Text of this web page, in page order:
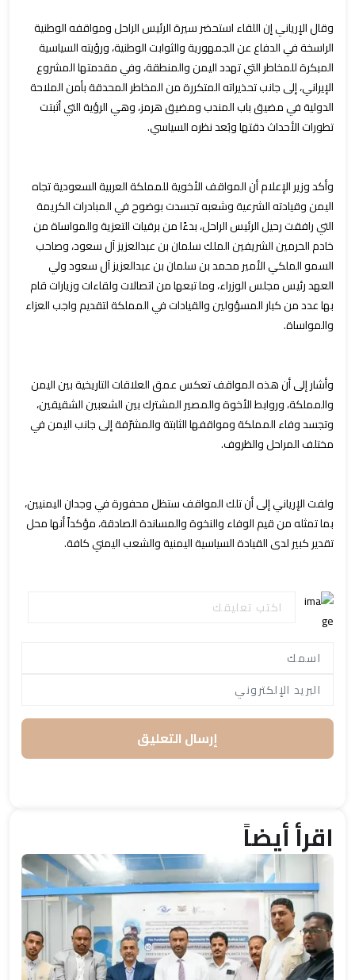
وقال الإرياني إن اللقاء استحضر سيرة الرئيس الراحل ومواقفه الوطنية
الراسخة في الدفاع عن الجمهورية والثوابت الوطنية، ورؤيته السياسية
المبكرة للمخاطر التي تهدد اليمن والمنطقة، وفي مقدمتها المشروع
الإيراني، إلى جانب تحذيراته المتكررة من المخاطر المحدقة بأمن الملاحة
الدولية في مضيق باب المندب ومضيق هرمز، وهي الرؤية التي أثبتت
تطورات الأحداث دقتها وبُعد نظره السياسي.
وأكد وزير الإعلام أن المواقف الأخوية للمملكة العربية السعودية تجاه
اليمن وقيادته الشرعية وشعبه تجسدت بوضوح في المبادرات الكريمة
التي رافقت رحيل الرئيس الراحل، بدءًا من برقيات التعزية والمواساة من
خادم الحرمين الشريفين الملك سلمان بن عبدالعزيز آل سعود، وصاحب
السمو الملكي الأمير محمد بن سلمان بن عبدالعزيز آل سعود ولي
العهد رئيس مجلس الوزراء، وما تبعها من اتصالات ولقاءات وزيارات قام
بها عدد من كبار المسؤولين والقيادات في المملكة لتقديم واجب العزاء
والمواساة.
وأشار إلى أن هذه المواقف تعكس عمق العلاقات التاريخية بين اليمن
والمملكة، وروابط الأخوة والمصير المشترك بين الشعبين الشقيقين،
وتجسد وفاء المملكة ومواقفها الثابتة والمشرّفة إلى جانب اليمن في
مختلف المراحل والظروف.
ولفت الإرياني إلى أن تلك المواقف ستظل محفورة في وجدان اليمنيين،
بما تمثله من قيم الوفاء والنخوة والمساندة الصادقة، مؤكداً أنها محل
تقدير كبير لدى القيادة السياسية اليمنية والشعب اليمني كافة.
إرسال التعليق
اقرأ أيضاً